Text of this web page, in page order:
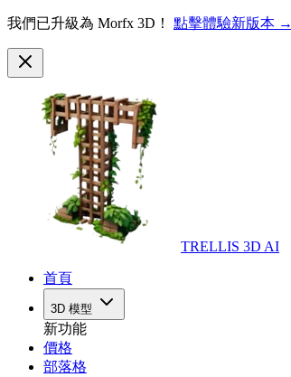
我們已升級為 Morfx 3D！ 點擊體驗新版本 →
TRELLIS 3D AI
首頁
3D 模型
新功能
價格
部落格